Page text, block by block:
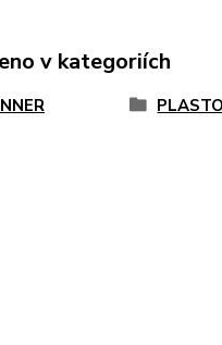
v kategoriích